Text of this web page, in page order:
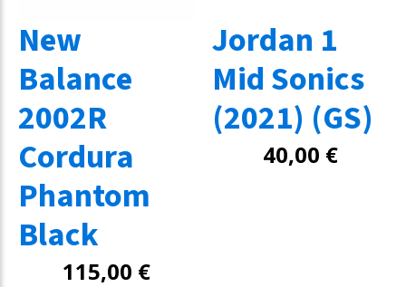
New
Balance
2002R
Cordura
Phantom
Black
115,00 €
Jordan 1
Mid Sonics
(2021) (GS)
40,00 €